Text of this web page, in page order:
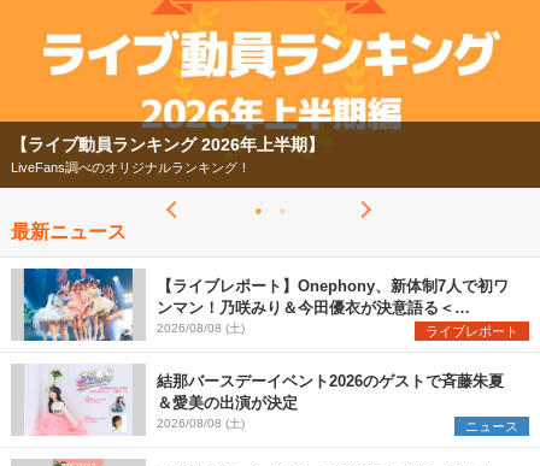
【ライブ動員ランキング 2026年上半期】
LiveFans調べのオリジナルランキング！
最新ニュース
【ライブレポート】Onephony、新体制7人で初ワ
ンマン！乃咲みり＆今田優衣が決意語る＜
Onephony新体制1st Oneman Live はじまりの夏
＞
2026/08/08 (土) ライブレポート
結那バースデーイベント2026のゲストで斉藤朱夏
＆愛美の出演が決定
2026/08/08 (土) ニュース